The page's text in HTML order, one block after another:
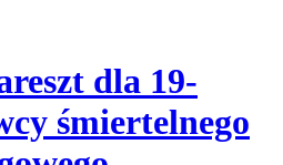
dla 19-
śmiertelnego